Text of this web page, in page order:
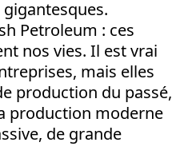
gigantesques.
Petroleum : ces
nos vies. Il est vrai
mais elles
production du passé,
production moderne
de grande